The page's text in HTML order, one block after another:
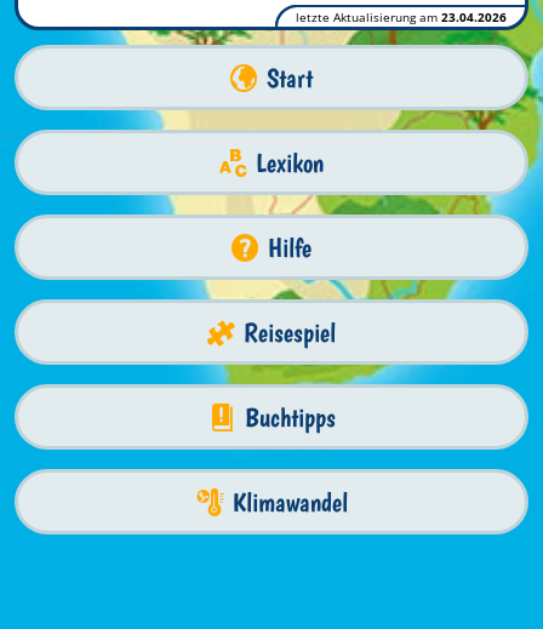
letzte Aktualisierung am 23.04.2026
Start
Lexikon
Hilfe
Reisespiel
Buchtipps
Klimawandel